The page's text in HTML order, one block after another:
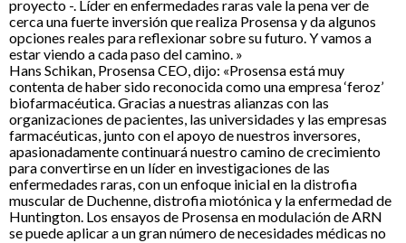
proyecto -. Líder en enfermedades raras vale la pena ver de
cerca una fuerte inversión que realiza Prosensa y da algunos
opciones reales para reflexionar sobre su futuro. Y vamos a
estar viendo a cada paso del camino. »
Hans Schikan, Prosensa CEO, dijo: «Prosensa está muy
contenta de haber sido reconocida como una empresa ‘feroz’
biofarmacéutica. Gracias a nuestras alianzas con las
organizaciones de pacientes, las universidades y las empresas
farmacéuticas, junto con el apoyo de nuestros inversores,
apasionadamente continuará nuestro camino de crecimiento
para convertirse en un líder en investigaciones de las
enfermedades raras, con un enfoque inicial en la distrofia
muscular de Duchenne, distrofia miotónica y la enfermedad de
Huntington. Los ensayos de Prosensa en modulación de ARN
se puede aplicar a un gran número de necesidades médicas no